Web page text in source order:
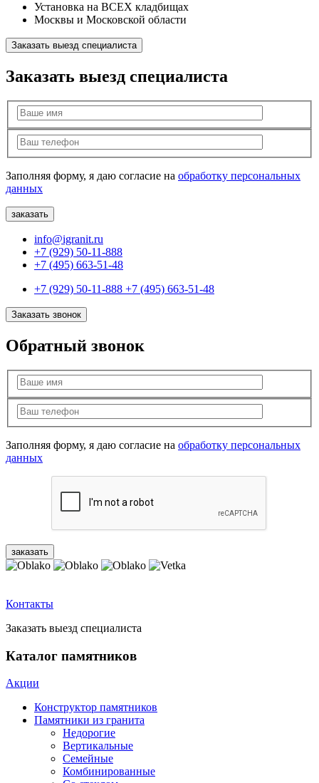
Установка на ВСЕХ кладбищах
Москвы и Московской области
Заказать выезд специалиста
Заказать выезд специалиста
Заполняя форму, я даю согласие на обработку персональных
данных
info@igranit.ru
+7 (929) 50-11-888
+7 (495) 663-51-48
+7 (929) 50-11-888 +7 (495) 663-51-48
Заказать звонок
Обратный звонок
Заполняя форму, я даю согласие на обработку персональных
данных
Контакты
Заказать выезд специалиста
Каталог памятников
Акции
Конструктор памятников
Памятники из гранита
Недорогие
Вертикальные
Семейные
Комбинированные